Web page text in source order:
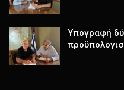
Υπογραφή